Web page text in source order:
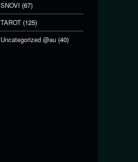
SNOVI (67)
TAROT (125)
Uncategorized @au (40)